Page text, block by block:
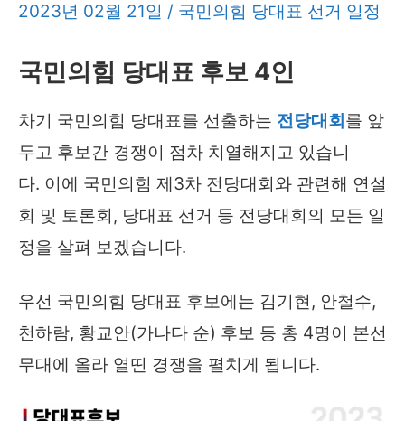
2023년 02월 21일 / 국민의힘 당대표 선거 일정
국민의힘 당대표 후보 4인
차기 국민의힘 당대표를 선출하는 전당대회 를 앞
두고 후보간 경쟁이 점차 치열해지고 있습니
다. 이에 국민의힘 제3차 전당대회와 관련해 연설
회 및 토론회, 당대표 선거 등 전당대회의 모든 일
정을 살펴 보겠습니다.
우선 국민의힘 당대표 후보에는 김기현, 안철수,
천하람, 황교안(가나다 순) 후보 등 총 4명이 본선
무대에 올라 열띤 경쟁을 펼치게 됩니다.